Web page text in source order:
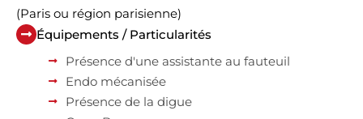
(Paris ou région parisienne)
Équipements / Particularités
Présence d'une assistante au fauteuil
Endo mécanisée
Présence de la digue